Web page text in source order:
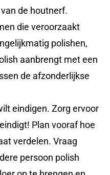
de houtnerf.
die veroorzaakt
polishen,
aanbrengt met een
de afzonderlijkse
eindigen. Zorg ervoor
Plan vooraf hoe
verdelen. Vraag
persoon polish